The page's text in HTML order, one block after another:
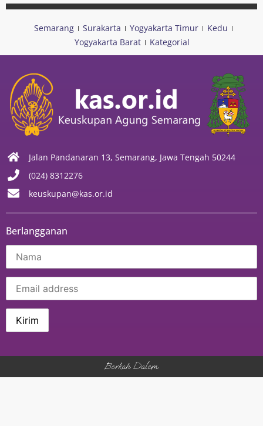
Semarang Surakarta Yogyakarta Timur
Kedu
Yogyakarta Barat
Kategorial
Jalan Pandanaran 13, Semarang, Jawa Tengah 50244
(024) 8312276
keuskupan@kas.or.id
Berlangganan
Berkah Dalem